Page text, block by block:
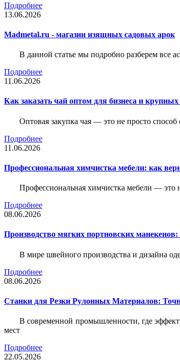
Подробнее
13.06.2026
Madmetal.ru - магазин изящных садовых арок
В данной статье мы подробно разберем все
Подробнее
11.06.2026
Как заказать чай оптом для бизнеса и крупных
Оптовая закупка чая — это не просто
Подробнее
11.06.2026
Профессиональная химчистка мебели: как
Профессиональная химчистка мебели — это
Подробнее
08.06.2026
Производство мягких портновских
В мире швейного производства и дизайна
Подробнее
08.06.2026
Станки для Резки Рулонных Материалов:
В современной промышленности, где
мест
Подробнее
22.05.2026